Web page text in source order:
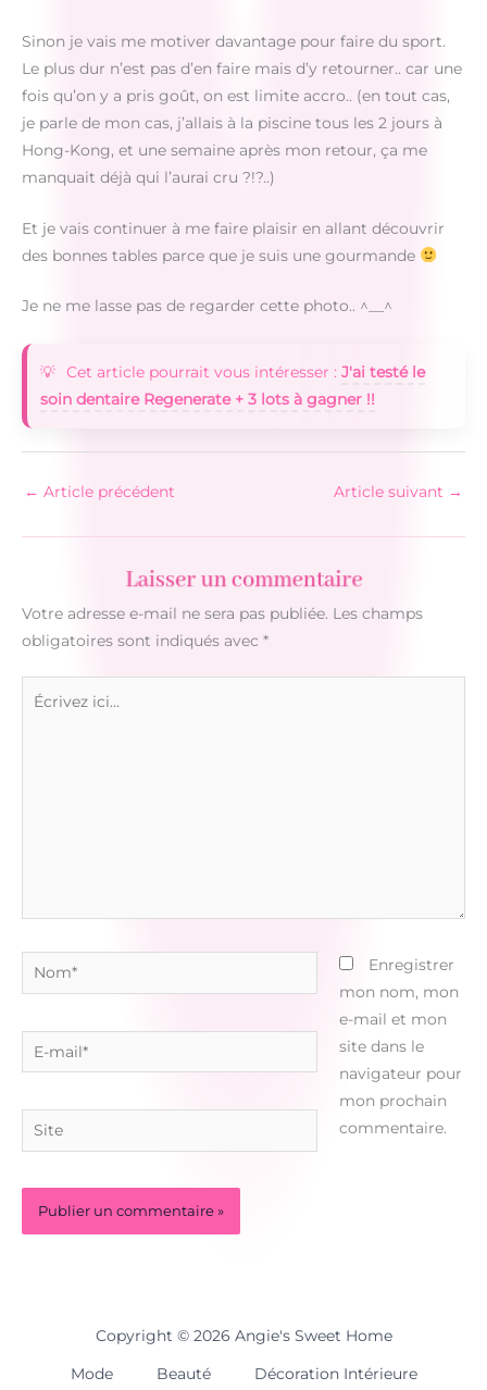
Sinon je vais me motiver davantage pour faire du sport.
Le plus dur n’est pas d’en faire mais d’y retourner.. car une
fois qu’on y a pris goût, on est limite accro.. (en tout cas,
je parle de mon cas, j’allais à la piscine tous les 2 jours à
Hong-Kong, et une semaine après mon retour, ça me
manquait déjà qui l’aurai cru ?!?..)
Et je vais continuer à me faire plaisir en allant découvrir
des bonnes tables parce que je suis une gourmande
Je ne me lasse pas de regarder cette photo.. ^__^
Cet article pourrait vous intéresser : J'ai testé le
soin dentaire Regenerate + 3 lots à gagner !!
← Article précédent Article suivant →
Laisser un commentaire
Votre adresse e-mail ne sera pas publiée. Les champs
obligatoires sont indiqués avec *
Nom*
E-
mail*
Site
Enregistrer
mon nom, mon
e-mail et mon
site dans le
navigateur pour
mon prochain
commentaire.
Copyright © 2026 Angie's Sweet Home
Mode Beauté Décoration Intérieure